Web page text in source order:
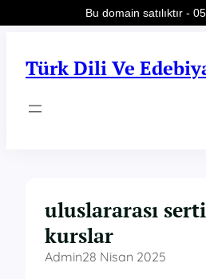
Türk Dili Ve
uluslararası
kurslar
Admin28 Nisan 2025
Bu domain satılıktır -